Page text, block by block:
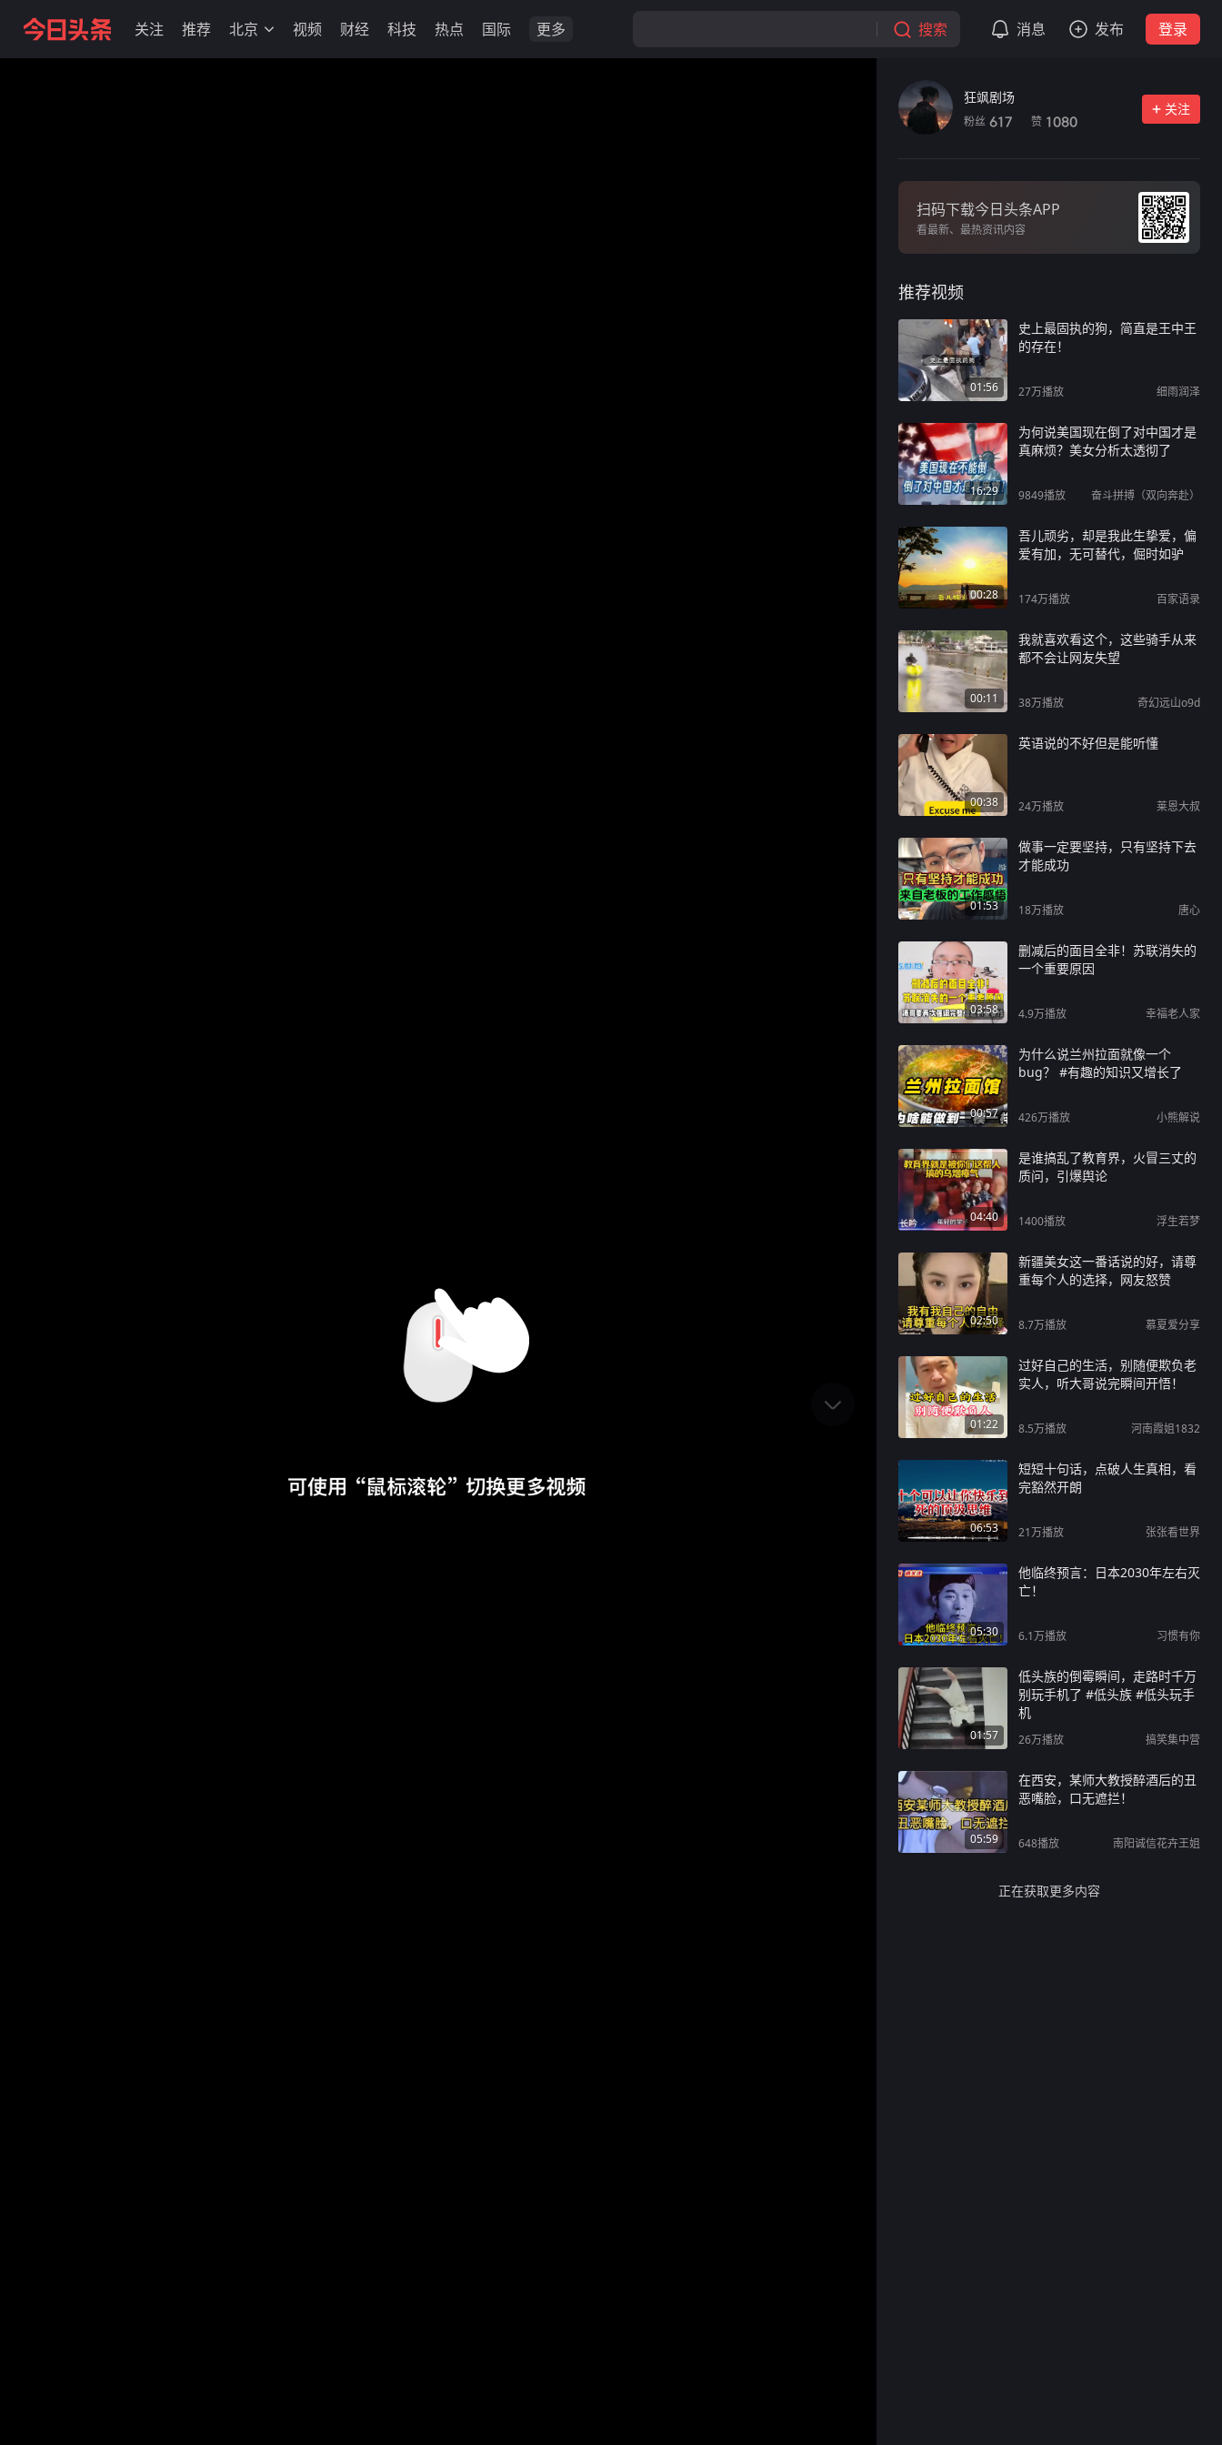
关注 推荐 北京 视频 财经 科技 热点 国际 更多 搜索 消息 发布 登录
狂飒剧场
粉丝 617 赞 1080
关注
扫码下载今日头条APP
看最新、最热资讯内容
推荐视频
01:56
史上最固执的狗，简直是王中王
的存在！
27万播放 细雨润泽
16:29
为何说美国现在倒了对中国才是
真麻烦？美女分析太透彻了
9849播放 奋斗拼搏（双向奔赴）
00:28
吾儿顽劣，却是我此生挚爱，偏
爱有加，无可替代，倔时如驴
174万播放 百家语录
00:11
我就喜欢看这个，这些骑手从来
都不会让网友失望
38万播放 奇幻远山o9d
00:38
英语说的不好但是能听懂
24万播放 莱恩大叔
01:53
做事一定要坚持，只有坚持下去
才能成功
18万播放 唐心
03:58
删减后的面目全非！苏联消失的
一个重要原因
4.9万播放 幸福老人家
00:57
为什么说兰州拉面就像一个
bug？ #有趣的知识又增长了
426万播放 小熊解说
04:40
是谁搞乱了教育界，火冒三丈的
质问，引爆舆论
1400播放 浮生若梦
02:50
新疆美女这一番话说的好，请尊
重每个人的选择，网友怒赞
8.7万播放 慕夏爱分享
01:22
过好自己的生活，别随便欺负老
实人，听大哥说完瞬间开悟！
8.5万播放 河南霞姐1832
06:53
短短十句话，点破人生真相，看
完豁然开朗
21万播放 张张看世界
05:30
他临终预言：日本2030年左右灭
亡！
6.1万播放 习惯有你
01:57
低头族的倒霉瞬间，走路时千万
别玩手机了 #低头族 #低头玩手
机
26万播放 搞笑集中营
05:59
在西安，某师大教授醉酒后的丑
恶嘴脸，口无遮拦！
648播放 南阳诚信花卉王姐
正在获取更多内容